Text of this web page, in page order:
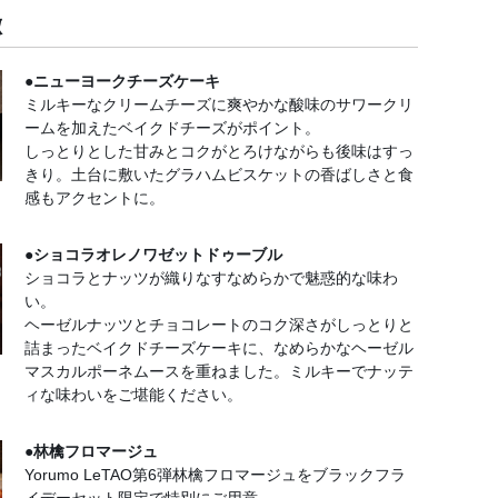
●ニューヨークチーズケーキ
ミルキーなクリームチーズに爽やかな酸味のサワークリ
ームを加えたベイクドチーズがポイント。
しっとりとした甘みとコクがとろけながらも後味はすっ
きり。土台に敷いたグラハムビスケットの香ばしさと食
感もアクセントに。
●ショコラオレノワゼットドゥーブル
ショコラとナッツが織りなすなめらかで魅惑的な味わ
い。
ヘーゼルナッツとチョコレートのコク深さがしっとりと
詰まったベイクドチーズケーキに、なめらかなヘーゼル
マスカルポーネムースを重ねました。ミルキーでナッテ
ィな味わいをご堪能ください。
●林檎フロマージュ
Yorumo LeTAO第6弾林檎フロマージュをブラックフラ